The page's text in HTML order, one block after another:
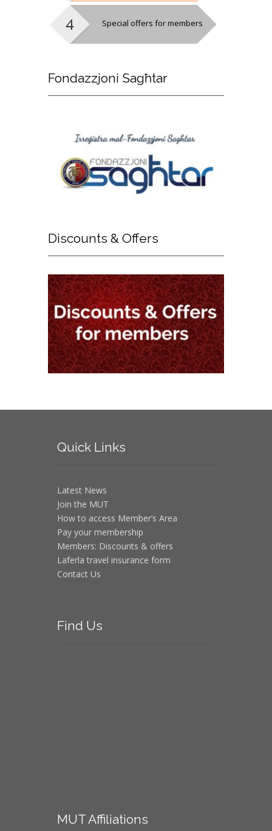
Special offers for members
Fondazzjoni Sagħtar
Discounts & Offers
QuickLinks
Latest News
Join the MUT
How to access Member’s Area
Pay your membership
Members: Discounts & offers
Laferla travel insurance form
Contact Us
Find Us
MUTAffiliations